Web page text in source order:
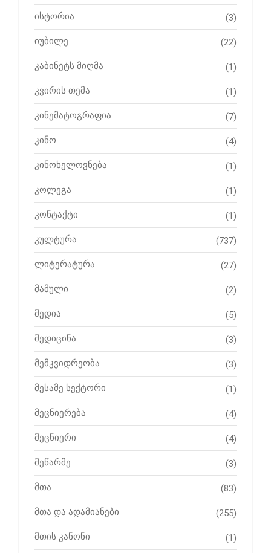
ისტორია (3)
იუბილე (22)
კაბინეტს მიღმა (1)
კვირის თემა (1)
კინემატოგრაფია (7)
კინო (4)
კინოხელოვნება (1)
კოლეგა (1)
კონტაქტი (1)
კულტურა (737)
ლიტერატურა (27)
მამული (2)
მედია (5)
მედიცინა (3)
მემკვიდრეობა (3)
მესამე სექტორი (1)
მეცნიერება (4)
მეცნიერი (4)
მეწარმე (3)
მთა (83)
მთა და ადამიანები (255)
მთის კანონი (1)